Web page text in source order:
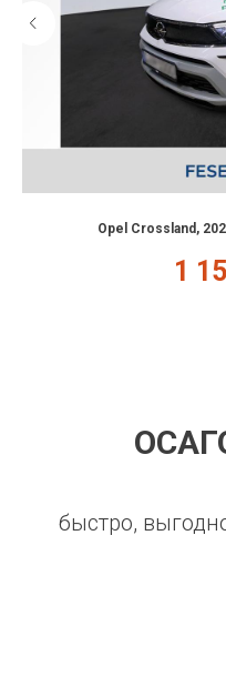
Opel Crossland,
1
быстро,